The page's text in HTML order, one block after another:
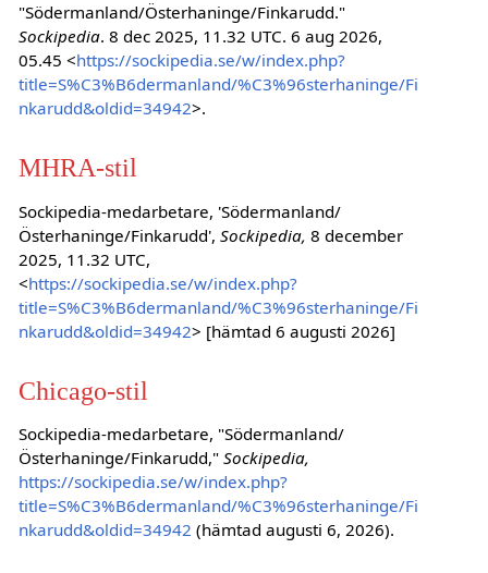
"Södermanland/Österhaninge/Finkarudd."
Sockipedia. 8 dec 2025, 11.32 UTC. 6 aug 2026,
05.45 <https://sockipedia.se/w/index.php?
title=S%C3%B6dermanland/%C3%96sterhaninge/Fi
nkarudd&oldid=34942>.
MHRA-stil
Sockipedia-medarbetare, 'Södermanland/
Österhaninge/Finkarudd', Sockipedia, 8 december
2025, 11.32 UTC,
<https://sockipedia.se/w/index.php?
title=S%C3%B6dermanland/%C3%96sterhaninge/Fi
nkarudd&oldid=34942> [hämtad 6 augusti 2026]
Chicago-stil
Sockipedia-medarbetare, "Södermanland/
Österhaninge/Finkarudd," Sockipedia,
https://sockipedia.se/w/index.php?
title=S%C3%B6dermanland/%C3%96sterhaninge/Fi
nkarudd&oldid=34942 (hämtad augusti 6, 2026).